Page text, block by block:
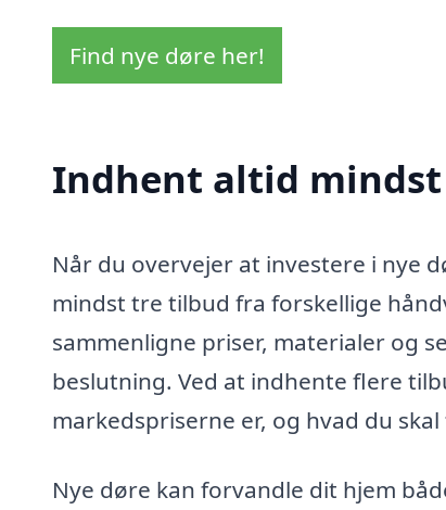
Find nye døre her!
Indhent altid
Når du overvejer at investere i nye
mindst tre tilbud fra forskellige
sammenligne priser, materialer og
beslutning. Ved at indhente flere
markedspriserne er, og hvad du
Nye døre kan forvandle dit hjem